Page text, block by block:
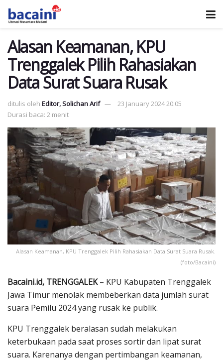
Alasan Keamanan, KPU
Trenggalek Pilih Rahasiakan
Data Surat Suara Rusak
ditulis oleh Editor, Solichan Arif
23 January 2024 20:05
Durasi baca: 2 menit
Alasan Keamanan, KPU Trenggalek Pilih Rahasiakan Data Surat Suara Rusak.
(foto/Bacaini)
Bacaini.id, TRENGGALEK– KPU Kabupaten Trenggalek
Jawa Timur menolak membeberkan data jumlah surat
suara Pemilu 2024 yang rusak ke publik.
KPU Trenggalek beralasan sudah melakukan
keterbukaan pada saat proses sortir dan lipat surat
suara. Karenanya dengan pertimbangan keamanan,